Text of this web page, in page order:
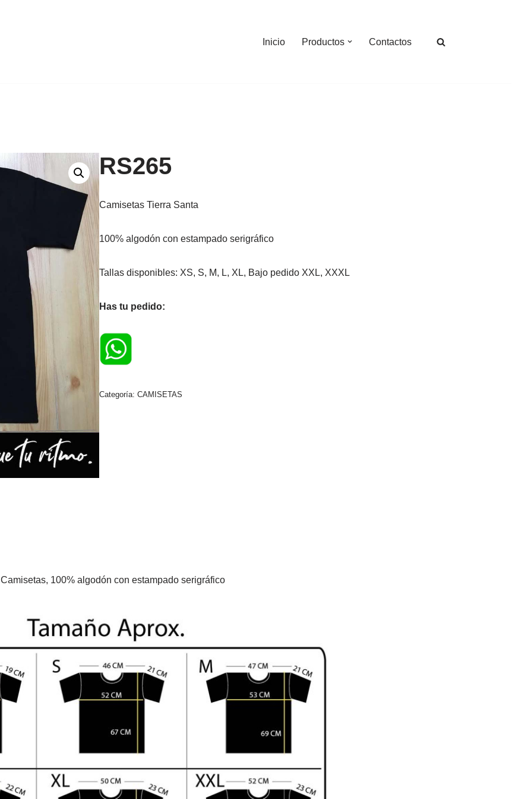
Inicio Productos Contactos
RS265
Camisetas Tierra Santa
100% algodón con estampado serigráfico
Tallas disponibles: XS, S, M, L, XL, Bajo pedido XXL, XXXL
Has tu pedido:
Categoría:CAMISETAS
Camisetas, 100% algodón con estampado serigráfico